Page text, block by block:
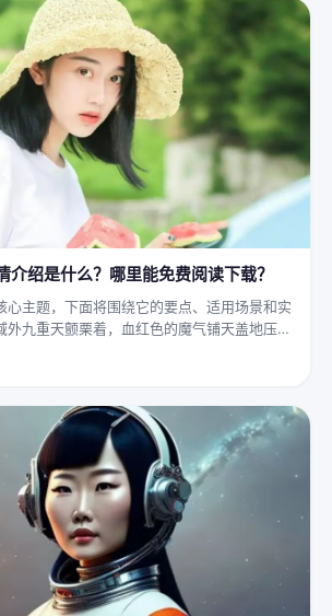
介绍是什么？哪里能免费阅读下载？
心主题，下面将围绕它的要点、适用场景和实
外九重天颤栗着，血红色的魔气铺天盖地压向
——诛仙阵。阵中百万仙神联军已是强弩之